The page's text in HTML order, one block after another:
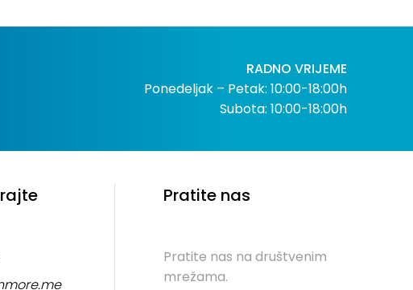
RADNO VRIJEME
Ponedeljak – Petak: 10:00-18:00h
Subota: 10:00-18:00h
Pratite nas
Pratite nas na društvenim
mrežama.